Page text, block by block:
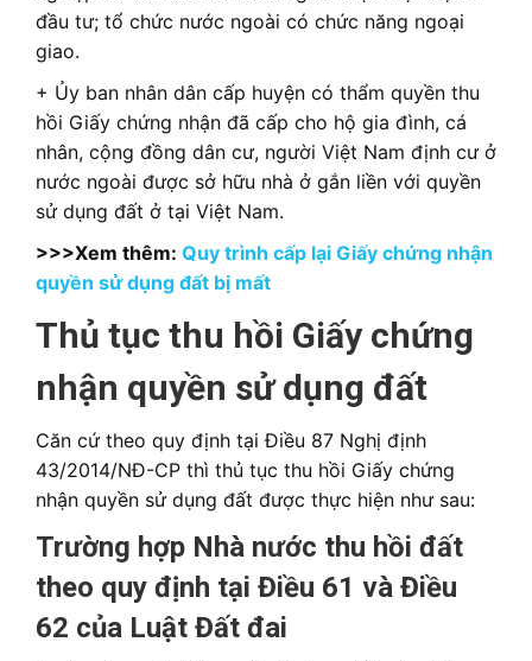
đầu tư; tổ chức nước ngoài có chức năng ngoại
giao.
+ Ủy ban nhân dân cấp huyện có thẩm quyền thu
hồi Giấy chứng nhận đã cấp cho hộ gia đình, cá
nhân, cộng đồng dân cư, người Việt Nam định cư ở
nước ngoài được sở hữu nhà ở gắn liền với quyền
sử dụng đất ở tại Việt Nam.
>>>Xem thêm: Quy trình cấp lại Giấy chứng nhận
quyền sử dụng đất bị mất
Thủ tục thu hồi Giấy chứng
nhận quyền sử dụng đất
Căn cứ theo quy định tại Điều 87 Nghị định
43/2014/NĐ-CP thì thủ tục thu hồi Giấy chứng
nhận quyền sử dụng đất được thực hiện như sau:
Trường hợp Nhà nước thu hồi đất
theo quy định tại Điều 61 và Điều
62 của Luật Đất đai